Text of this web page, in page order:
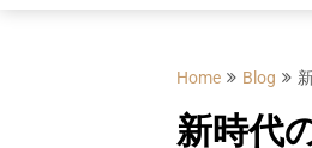
Home Blog
新時代